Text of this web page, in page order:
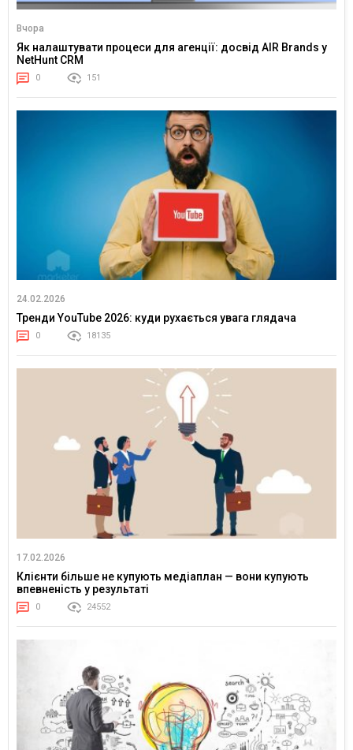
Вчора
Як налаштувати процеси для агенції: досвід AIR Brands у
NetHunt CRM
0 151
24.02.2026
Тренди YouTube 2026: куди рухається увага глядача
0 18135
17.02.2026
Клієнти більше не купують медіаплан — вони купують
впевненість у результаті
0 24552